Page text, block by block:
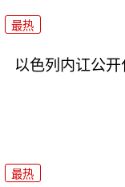
最热
以色列内讧公
最热